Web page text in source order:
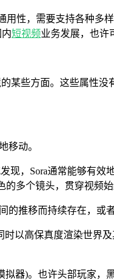
性，需要支持各种多
短视频业务发展，也许
某些方面。这些属性
移动。
现，Sora通常能够有效
多个镜头，贯穿视频始
推移而持续存在，或
时以高保真度渲染世界
拟器)。也许头部玩家，